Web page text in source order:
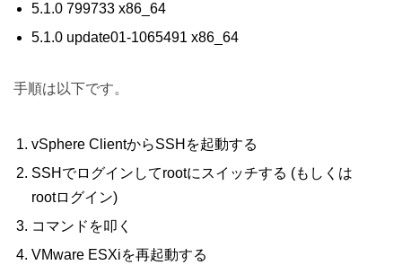
5.1.0 799733 x86_64
5.1.0 update01-1065491 x86_64
手順は以下です。
vSphere ClientからSSHを起動する
SSHでログインしてrootにスイッチする (もしくは
rootログイン)
コマンドを叩く
VMware ESXiを再起動する